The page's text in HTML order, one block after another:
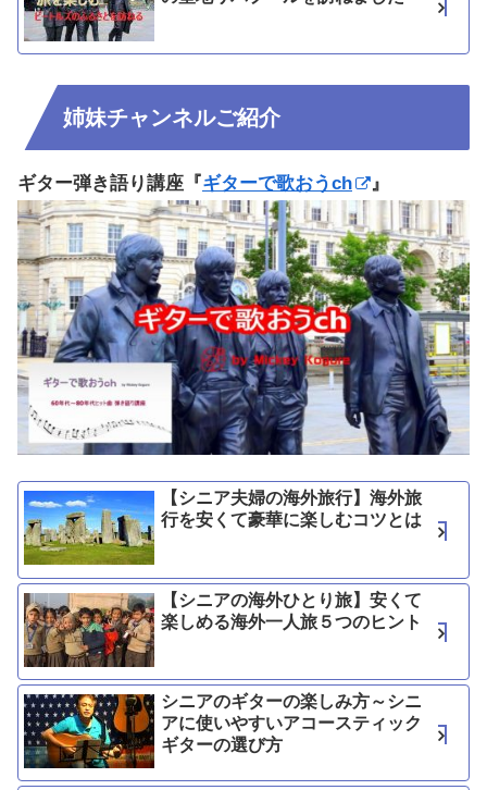
姉妹チャンネルご紹介
ギター弾き語り講座『ギターで歌おうch 』
【シニア夫婦の海外旅行】海外旅
行を安くて豪華に楽しむコツとは
【シニアの海外ひとり旅】安くて
楽しめる海外一人旅５つのヒント
シニアのギターの楽しみ方～シニ
アに使いやすいアコースティック
ギターの選び方